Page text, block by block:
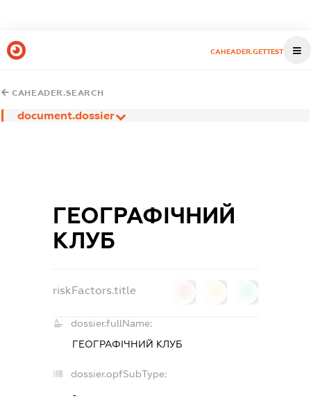
CAHEADER.GETTEST
CAHEADER.SEARCH
document.dossier
ГЕОГРАФІЧНИЙ
КЛУБ
riskFactors.title
dossier.fullName:
ГЕОГРАФІЧНИЙ КЛУБ
dossier.opfSubType:
-